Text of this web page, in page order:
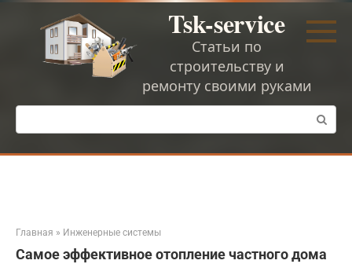
Перейти
Tsk-service
Статьи по
строительству и
ремонту своими руками
Поиск:
Главная » Инженерные системы
Самое эффективное отопление частного дома